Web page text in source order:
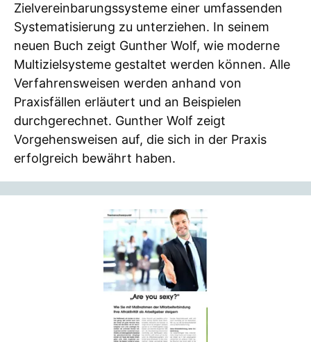
Zielvereinbarungssysteme einer umfassenden
Systematisierung zu unterziehen. In seinem
neuen Buch zeigt Gunther Wolf, wie moderne
Multizielsysteme gestaltet werden können. Alle
Verfahrensweisen werden anhand von
Praxisfällen erläutert und an Beispielen
durchgerechnet. Gunther Wolf zeigt
Vorgehensweisen auf, die sich in der Praxis
erfolgreich bewährt haben.